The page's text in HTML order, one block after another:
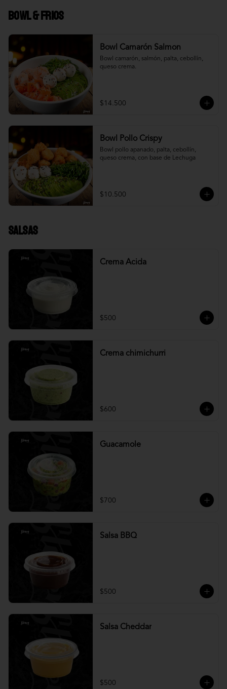
Bowl & frios
Bowl Camarón Salmon
Bowl camarón, salmón, palta, cebollín,
queso crema.
$14.500
Bowl Pollo Crispy
Bowl pollo apanado, palta, cebollín,
queso crema, con base de Lechuga
$10.500
Salsas
Crema Acida
$500
Crema chimichurri
$600
Guacamole
$700
Salsa BBQ
$500
Salsa Cheddar
$500